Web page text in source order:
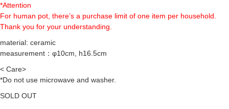
*Attention
For human pot, there’s a purchase limit of one item per household.
Thank you for your understanding.
material: ceramic
measurement：φ10cm, h16.5cm
< Care>
*Do not use microwave and washer.
SOLD OUT